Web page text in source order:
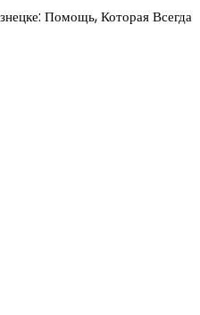
Помощь, Которая Всегда